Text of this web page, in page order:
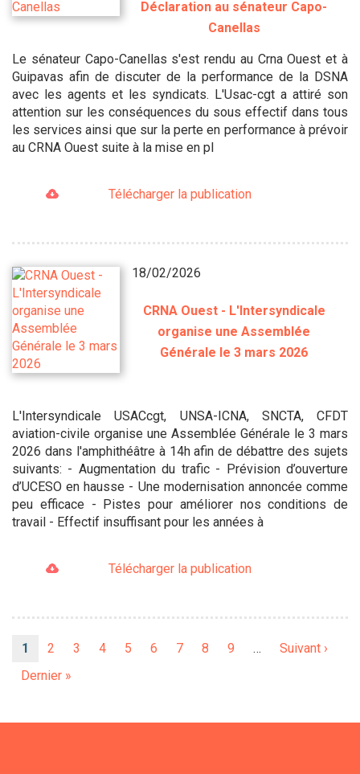
Déclaration au sénateur Capo-
Canellas
Le sénateur Capo-Canellas s'est rendu au Crna Ouest et à
Guipavas afin de discuter de la performance de la DSNA
avec les agents et les syndicats. L'Usac-cgt a attiré son
attention sur les conséquences du sous effectif dans tous
les services ainsi que sur la perte en performance à prévoir
au CRNA Ouest suite à la mise en pl
Télécharger la publication
18/02/2026
CRNA Ouest - L'Intersyndicale
organise une Assemblée
Générale le 3 mars 2026
L'Intersyndicale USACcgt, UNSA-ICNA, SNCTA, CFDT
aviation-civile organise une Assemblée Générale le 3 mars
2026 dans l'amphithéâtre à 14h afin de débattre des sujets
suivants: - Augmentation du trafic - Prévision d’ouverture
d’UCESO en hausse - Une modernisation annoncée comme
peu efficace - Pistes pour améliorer nos conditions de
travail - Effectif insuffisant pour les années à
Télécharger la publication
Page
1 Page
2 Page
3 Page
4 Page
5 Page
6 Page
7 Page
8 Page
9 …
Page
Suivant ›
Dernière
Dernier »